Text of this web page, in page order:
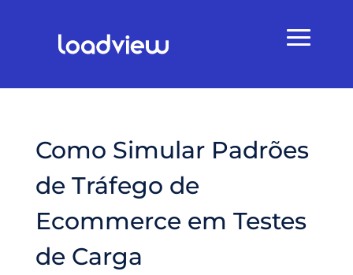
Como Simular Padrões
de Tráfego de
Ecommerce em Testes
de Carga